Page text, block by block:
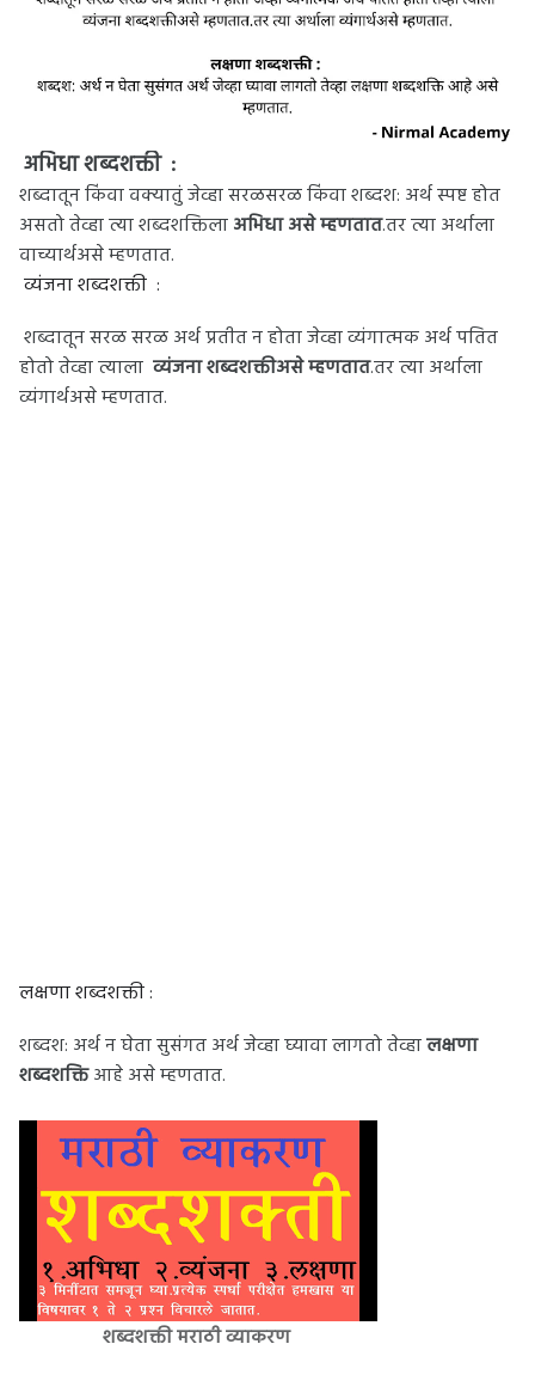
अभिधा शब्दशक्ती :
शब्दातून किंवा वक्यातुं जेव्हा सरळसरळ किंवा शब्दश: अर्थ स्पष्ट होत
असतो तेव्हा त्या शब्दशक्तिलाअभिधा असे म्हणतात.तर त्या अर्थाला
वाच्यार्थअसे म्हणतात.
व्यंजना शब्दशक्ती :
शब्दातून सरळ सरळ अर्थ प्रतीत न होता जेव्हा व्यंगात्मक अर्थ पतित
होतो तेव्हा त्याला व्यंजना शब्दशक्तीअसे म्हणतात.तर त्या अर्थाला
व्यंगार्थअसे म्हणतात.
लक्षणा शब्दशक्ती :
शब्दश: अर्थ न घेता सुसंगत अर्थ जेव्हा घ्यावा लागतो तेव्हालक्षणा
शब्दशक्तिआहे असे म्हणतात.
शब्दशक्ती मराठी व्याकरण